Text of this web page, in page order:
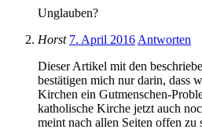
Unglauben?
Horst 7. April 2016 Antworten
Dieser Artikel mit den
bestätigen mich nur darin, dass
Kirchen ein Gutmenschen-
katholische Kirche jetzt auch
meint nach allen Seiten offen zu